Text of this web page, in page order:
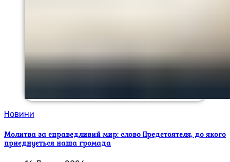
Новини
Молитва за справедливий мир: слово Предстоятеля, до якого
приєднується наша громада